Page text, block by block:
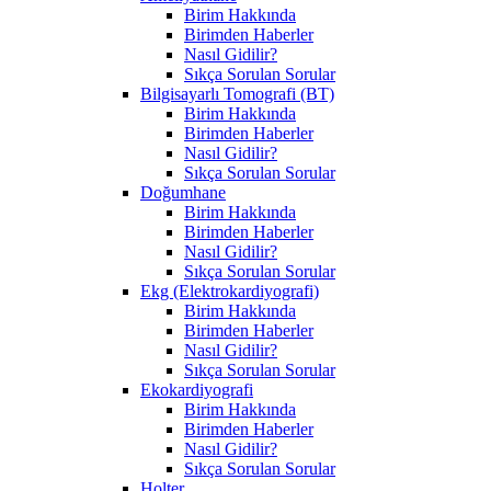
Birim Hakkında
Birimden Haberler
Nasıl Gidilir?
Sıkça Sorulan Sorular
Bilgisayarlı Tomografi (BT)
Birim Hakkında
Birimden Haberler
Nasıl Gidilir?
Sıkça Sorulan Sorular
Doğumhane
Birim Hakkında
Birimden Haberler
Nasıl Gidilir?
Sıkça Sorulan Sorular
Ekg (Elektrokardiyografi)
Birim Hakkında
Birimden Haberler
Nasıl Gidilir?
Sıkça Sorulan Sorular
Ekokardiyografi
Birim Hakkında
Birimden Haberler
Nasıl Gidilir?
Sıkça Sorulan Sorular